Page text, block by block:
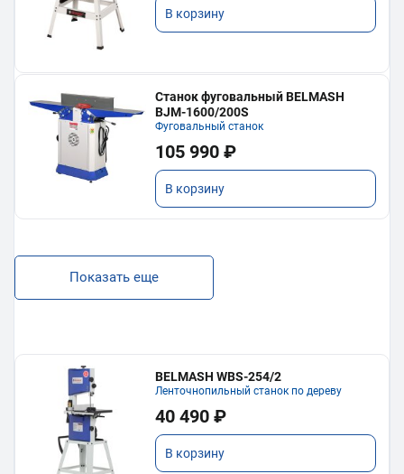
В корзину
Станок фуговальный BELMASH
BJM-1600/200S
Фуговальный станок
105 990 ₽
В корзину
Показать еще
BELMASH WBS-254/2
Ленточнопильный станок по дереву
40 490 ₽
В корзину